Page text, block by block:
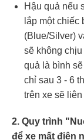
Hậu quả nếu
lắp một chiếc
(Blue/Silver)
sẽ không
quả là bình
chỉ sau 3 - 6
trên xe sẽ
2. Quy trình
để xe mất điện